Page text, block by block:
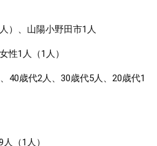
）、山陽小野田市1人
性1人（1人）
40歳代2人、30歳代5人、20歳代1
（1人）